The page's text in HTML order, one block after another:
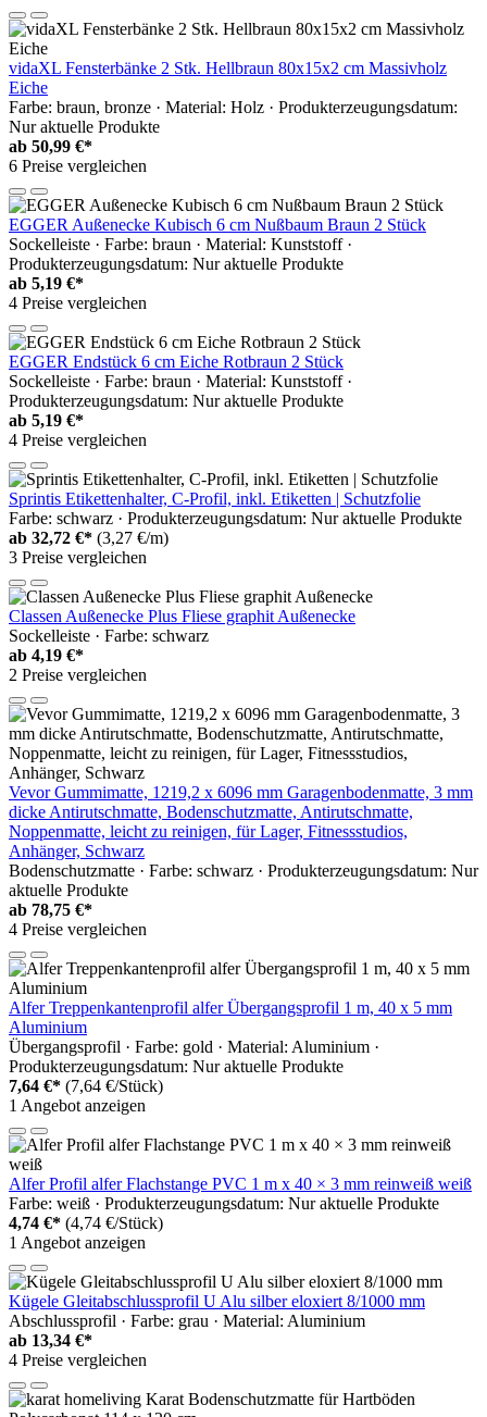
vidaXL Fensterbänke 2 Stk. Hellbraun 80x15x2 cm Massivholz
Eiche
Farbe: braun, bronze · Material: Holz · Produkterzeugungsdatum:
Nur aktuelle Produkte
ab 50,99 €*
6 Preise vergleichen
EGGER Außenecke Kubisch 6 cm Nußbaum Braun 2 Stück
Sockelleiste · Farbe: braun · Material: Kunststoff ·
Produkterzeugungsdatum: Nur aktuelle Produkte
ab 5,19 €*
4 Preise vergleichen
EGGER Endstück 6 cm Eiche Rotbraun 2 Stück
Sockelleiste · Farbe: braun · Material: Kunststoff ·
Produkterzeugungsdatum: Nur aktuelle Produkte
ab 5,19 €*
4 Preise vergleichen
Sprintis Etikettenhalter, C-Profil, inkl. Etiketten | Schutzfolie
Farbe: schwarz · Produkterzeugungsdatum: Nur aktuelle Produkte
ab 32,72 €* (3,27 €/m)
3 Preise vergleichen
Classen Außenecke Plus Fliese graphit Außenecke
Sockelleiste · Farbe: schwarz
ab 4,19 €*
2 Preise vergleichen
Vevor Gummimatte, 1219,2 x 6096 mm Garagenbodenmatte, 3 mm
dicke Antirutschmatte, Bodenschutzmatte, Antirutschmatte,
Noppenmatte, leicht zu reinigen, für Lager, Fitnessstudios,
Anhänger, Schwarz
Bodenschutzmatte · Farbe: schwarz · Produkterzeugungsdatum: Nur
aktuelle Produkte
ab 78,75 €*
4 Preise vergleichen
Alfer Treppenkantenprofil alfer Übergangsprofil 1 m, 40 x 5 mm
Aluminium
Übergangsprofil · Farbe: gold · Material: Aluminium ·
Produkterzeugungsdatum: Nur aktuelle Produkte
7,64 €* (7,64 €/Stück)
1 Angebot anzeigen
Alfer Profil alfer Flachstange PVC 1 m x 40 × 3 mm reinweiß weiß
Farbe: weiß · Produkterzeugungsdatum: Nur aktuelle Produkte
4,74 €* (4,74 €/Stück)
1 Angebot anzeigen
Kügele Gleitabschlussprofil U Alu silber eloxiert 8/1000 mm
Abschlussprofil · Farbe: grau · Material: Aluminium
ab 13,34 €*
4 Preise vergleichen